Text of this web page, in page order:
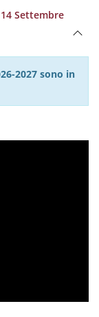
Settembre
2027 sono in